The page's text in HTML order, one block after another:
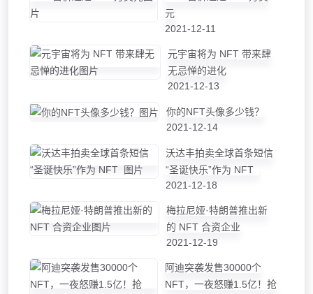
元
2021-12-11
元宇宙将为 NFT 带来肆
无忌惮的进化
2021-12-13
你的NFT头像多少钱？
2021-12-14
沃达丰拍卖全球首条短信
“圣诞快乐”作为 NFT
2021-12-18
梅拉尼娅·特朗普推出新
的 NFT 合资企业
2021-12-19
阿迪突袭发售30000个
NFT，一夜怒赚1.5亿！抢